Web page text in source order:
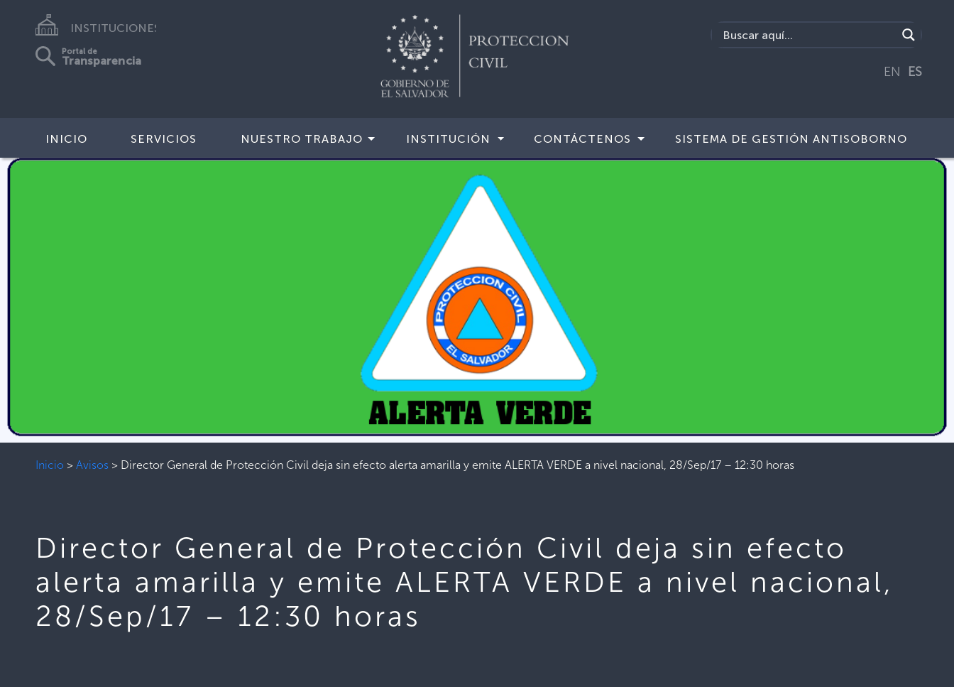
INSTITUCIONES
Portal de
Transparencia
EN ES
INICIO SERVICIOS NUESTRO TRABAJO INSTITUCIÓN CONTÁCTENOS SISTEMA DE GESTIÓN ANTISOBORNO
Inicio > Avisos > Director General de Protección Civil deja sin efecto alerta amarilla y emite ALERTA VERDE a nivel nacional, 28/Sep/17 – 12:30 horas
Director General de Protección Civil deja sin efecto
alerta amarilla y emite ALERTA VERDE a nivel nacional,
28/Sep/17 – 12:30 horas